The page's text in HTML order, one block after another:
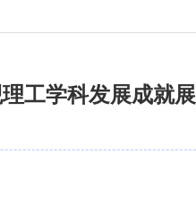
工学科发展成就展